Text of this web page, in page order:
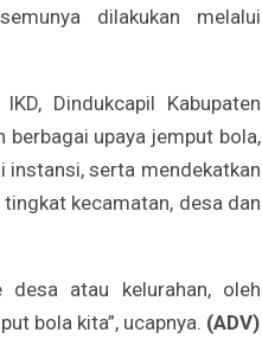
dilakukan melalui
Dindukcapil Kabupaten
berbagai upaya jemput bola,
instansi, serta mendekatkan
kecamatan, desa dan
desa atau kelurahan, oleh
bola kita”, ucapnya. (ADV)